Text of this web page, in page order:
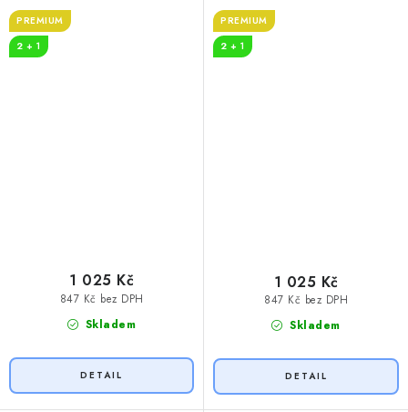
PREMIUM
2 + 1
Skladem
847 Kč bez DPH
1 025 Kč
PREMIUM
2 + 1
Skladem
847 Kč bez DPH
1 025 Kč